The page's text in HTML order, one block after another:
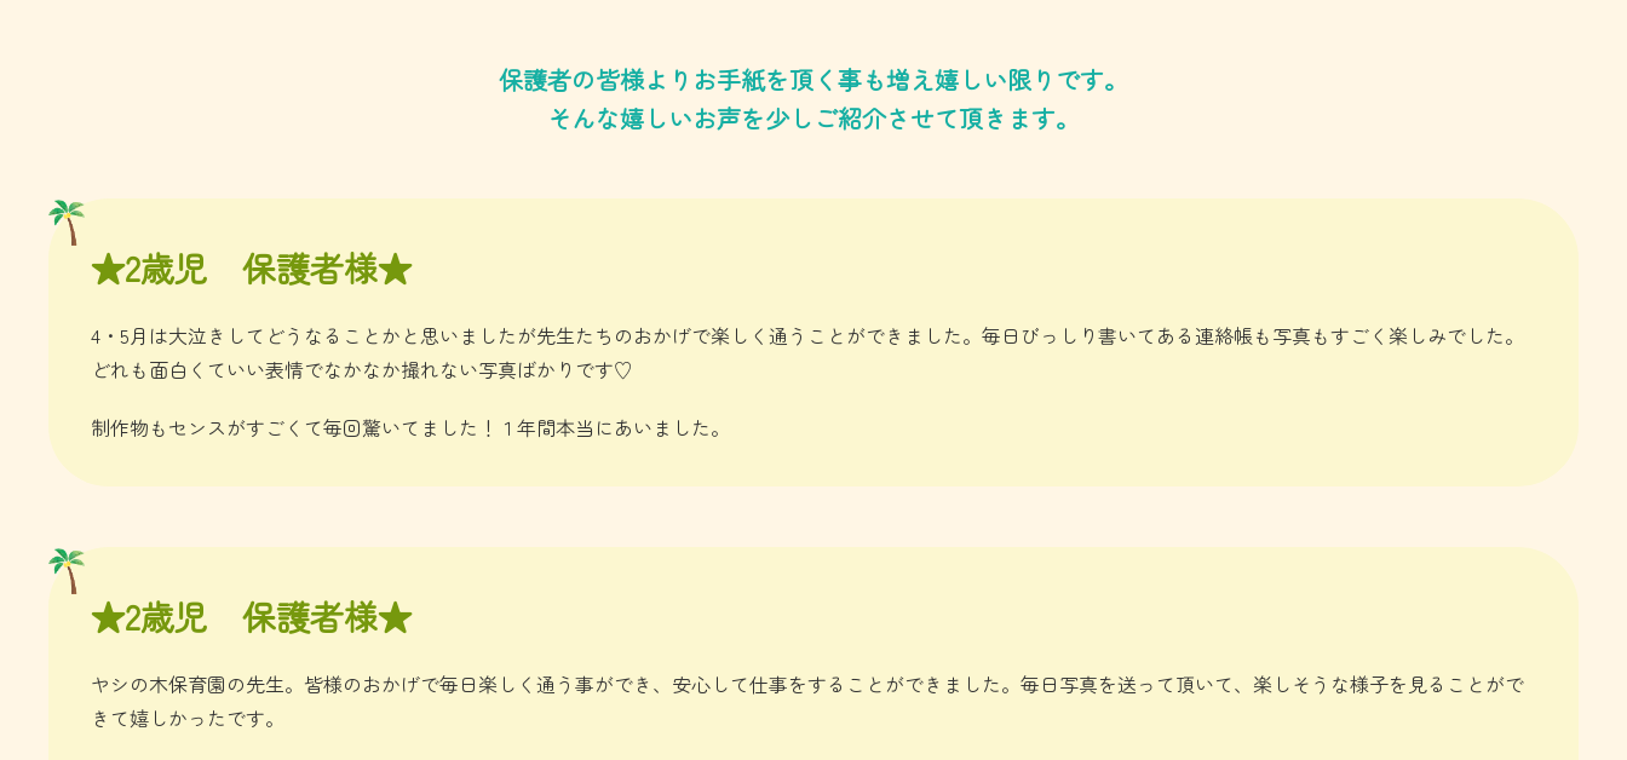
保護者の皆様よりお手紙を頂く事も増え嬉しい限りです。
そんな嬉しいお声を少しご紹介させて頂きます。
★2歳児 保護者様★
4・5月は大泣きしてどうなることかと思いましたが先生たちのおかげで楽しく通うことができました。毎日びっしり書いてある連絡帳も写真もすごく楽しみでした。
どれも面白くていい表情でなかなか撮れない写真ばかりです♡
制作物もセンスがすごくて毎回驚いてました！１年間本当にあいました。
★2歳児 保護者様★
​ヤシの木保育園の先生。皆様のおかげで毎日楽しく通う事ができ、安心して仕事をすることができました。毎日写真を送って頂いて、楽しそうな様子を見ることがで
きて嬉しかったです。